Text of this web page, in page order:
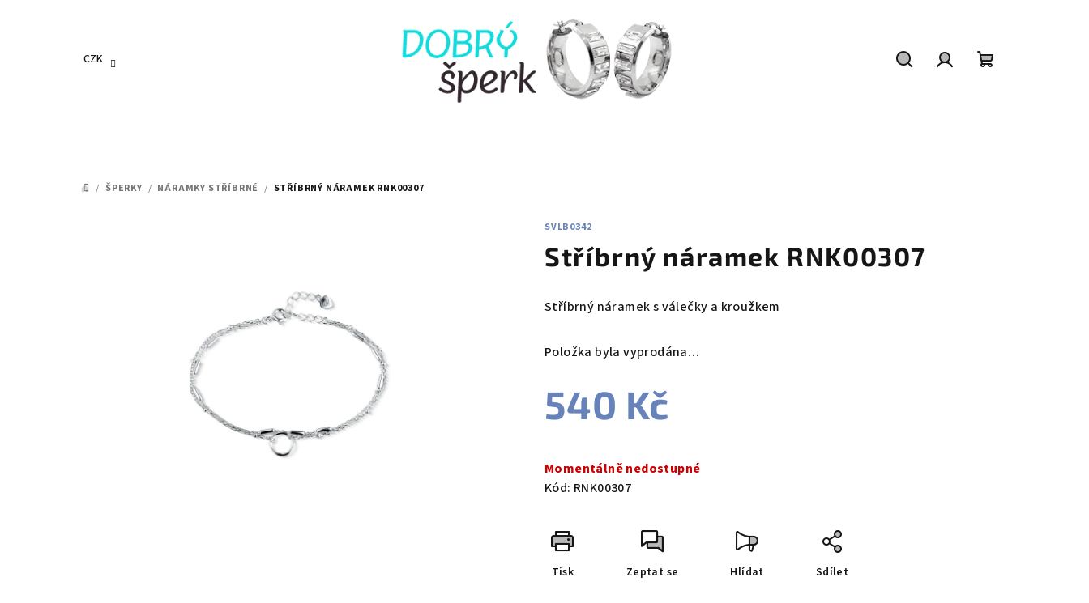
CZK
DOMŮ
/ ŠPERKY / NÁRAMKY STŘÍBRNÉ / STŘÍBRNÝ NÁRAMEK RNK00307
SVLB0342
Stříbrný náramek RNK00307
Stříbrný náramek s válečky a kroužkem
Položka byla vyprodána…
540 Kč
cena:
Momentálně nedostupné
Kód: RNK00307
Tisk Zeptat se Hlídat Sdílet